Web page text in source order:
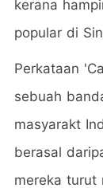
kerana
popular di
Perkataan
sebuah
masyarakt
berasal
mereka turut